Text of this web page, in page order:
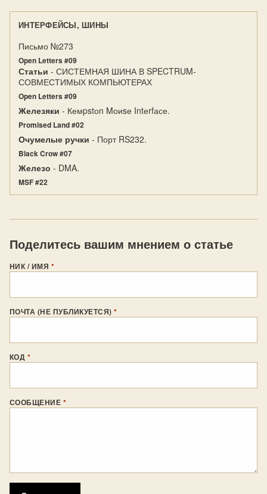
ИНТЕРФЕЙСЫ, ШИНЫ
Письмо №273
Open Letters #09
Статьи - СИСТЕМНАЯ ШИНА В SPECTRUM-
СОВМЕСТИМЫХ КОМПЬЮТЕРАХ
Open Letters #09
Железяки - Кемpstоn Mоиsе Intеrfасе.
Promised Land #02
Очумелые ручки - Порт RS232.
Black Crow #07
Железо - DMA.
MSF #22
Поделитесь вашим мнением о статье
НИК / ИМЯ *
ПОЧТА (НЕ ПУБЛИКУЕТСЯ)*
КОД *
СООБЩЕНИЕ *